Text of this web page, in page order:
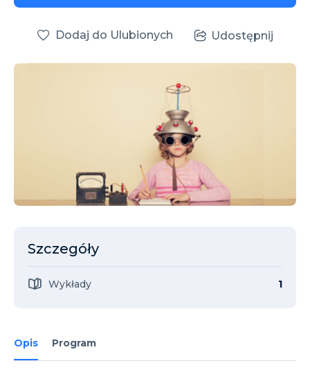
Opis Program
Dodaj do Ulubionych Udostępnij
Szczegóły
Wykłady 1